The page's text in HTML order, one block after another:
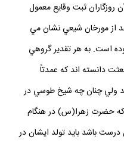
ثبت وقايع معمول
از مورخان شيعي نشان مي
است. به هر تقدير گروهي
دانسته اند كه عمدتاً
ولي چنان چه شيخ طوسي در
كه حضرت زهرا(س) در هنگام
نقل درست باشد بايد تولد ايشان در